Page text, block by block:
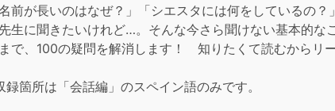
名前が長いのはなぜ？」「シエスタには何をしているの
生に聞きたいけれど…。そんな今さら聞けない基本的な
で、100の疑問を解消します！ 知りたくて読むからリ
録箇所は「会話編」のスペイン語のみです。